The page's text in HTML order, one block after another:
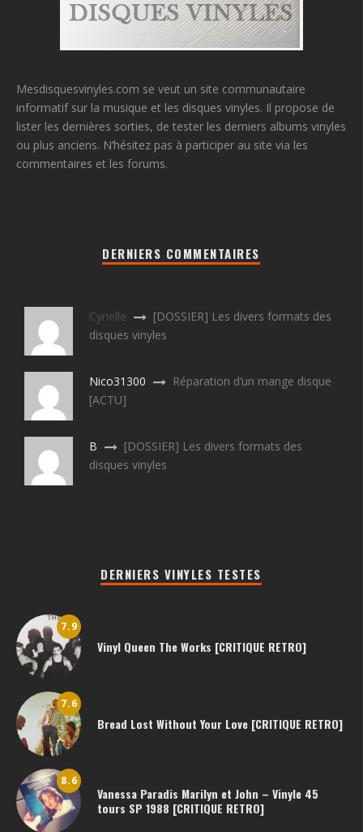
Mesdisquesvinyles.com se veut un site communautaire
informatif sur la musique et les disques vinyles. Il propose de
lister les dernières sorties, de tester les derniers albums vinyles
ou plus anciens. N’hésitez pas à participer au site via les
commentaires et les forums.
DERNIERS COMMENTAIRES
Cyrielle
[DOSSIER] Les divers formats des
disques vinyles
Nico31300
Réparation d’un mange disque
[ACTU]
B
[DOSSIER] Les divers formats des
disques vinyles
DERNIERS VINYLES TESTES
7.9
Vinyl Queen The Works [CRITIQUE RETRO]
7.6
Bread Lost Without Your Love [CRITIQUE RETRO]
8.6
Vanessa Paradis Marilyn et John – Vinyle 45
tours SP 1988 [CRITIQUE RETRO]